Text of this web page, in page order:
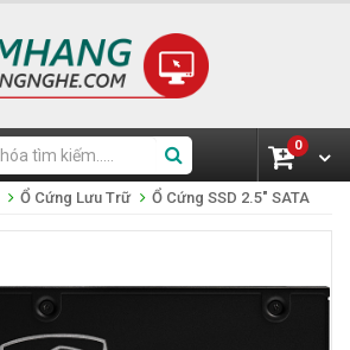
0
Ổ Cứng Lưu Trữ Ổ Cứng SSD 2.5" SATA